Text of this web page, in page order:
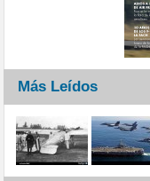
Más Leídos